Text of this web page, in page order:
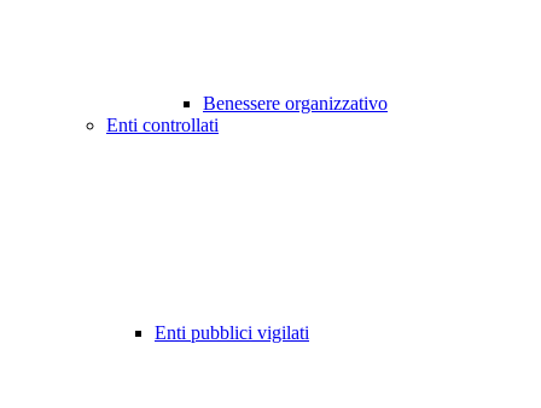
Benessere organizzativo
Enti controllati
Enti pubblici vigilati